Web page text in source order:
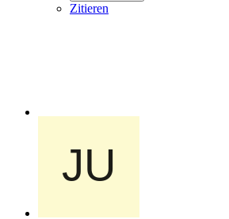
Zitieren